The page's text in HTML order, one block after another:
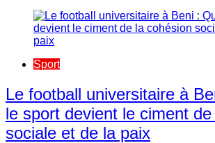
Sport
Le football universitaire à
le sport devient le ciment
sociale et de la paix